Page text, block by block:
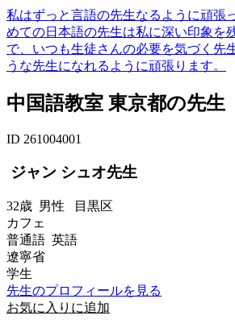
私はずっと言語の先生なるように頑張
めての日本語の先生は私に深い印象を
で、いつも生徒さんの必要を気づく先
うな先生になれるように頑張ります。
中国語教室 東京都の先生
ID 261004001
ジャン シュオ先生
32歳 男性 目黒区
カフェ
普通語 英語
遼寧省
学生
先生のプロフィールを見る
お気に入りに追加